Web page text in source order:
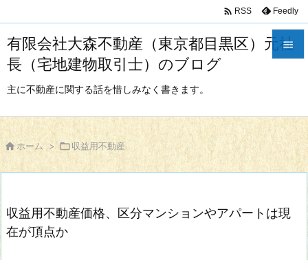
有限会社大森不動産（東京都目黒区）元社
長（宅地建物取引士）のブログ
主に不動産に関する話を惜しみなく書きます。

サイド

前へ

 RSS Feedly
 ホーム > 収益用不動産
収益用不動産価格、区分マンションやアパートは現
在が頂点か